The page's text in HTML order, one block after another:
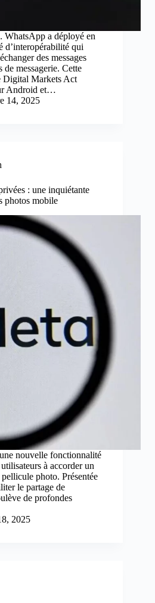
a déployé en
d’interopérabilité qui
des messages
de messagerie. Cette
Digital Markets Act
Android et…
14, 2025
: une inquiétante
photos mobile
nouvelle fonctionnalité
à accorder un
photo. Présentée
le partage de
de profondes
2025